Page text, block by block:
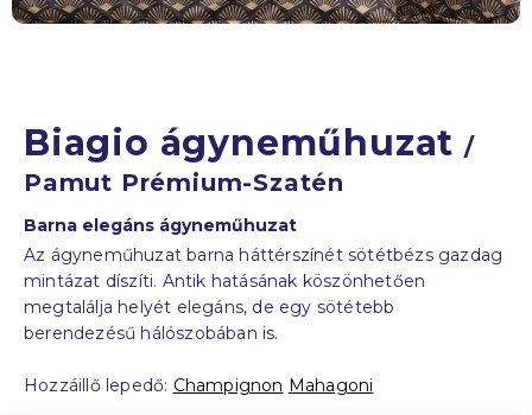
Biagio ágyneműhuzat /
Pamut Prémium-Szatén
Barna elegáns ágyneműhuzat
Az ágyneműhuzat barna háttérszínét sötétbézs gazdag
mintázat díszíti. Antik hatásának köszönhetően
megtalálja helyét elegáns, de egy sötétebb
berendezésű hálószobában is.
Hozzáillő lepedő: Champignon Mahagoni